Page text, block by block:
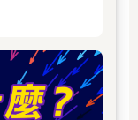
六成資金：「實在
讓人充滿幹勁！